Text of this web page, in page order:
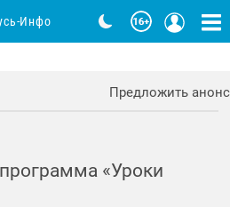
Предложить анонс
«Уроки
Инфо